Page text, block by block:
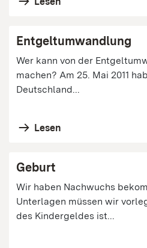
Entgeltumwandlung
Wer kann von der
machen? Am 25. Mai 2011
Deutschland...
Lesen
Geburt
Wir haben Nachwuchs
Unterlagen müssen wir
des Kindergeldes ist...